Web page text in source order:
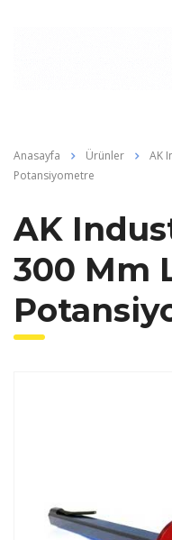
Anasayfa Ürünler
AK
Potansiyometre
AK
300 Mm